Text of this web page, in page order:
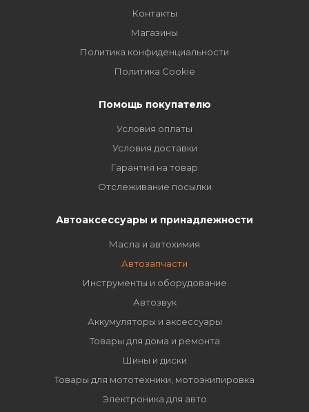
Контакты
Магазины
Политика конфиденциальности
Политика Cookie
Помощь покупателю
Условия оплаты
Условия доставки
Гарантия на товар
Отслеживание посылки
Автоаксессуары и принадлежности
Масла и автохимия
Автозапчасти
Инструменты и оборудование
Автозвук
Аккумуляторы и аксессуары
Товары для дома и ремонта
Шины и диски
Товары для мототехники, мотоэкипировка
Электроника для авто